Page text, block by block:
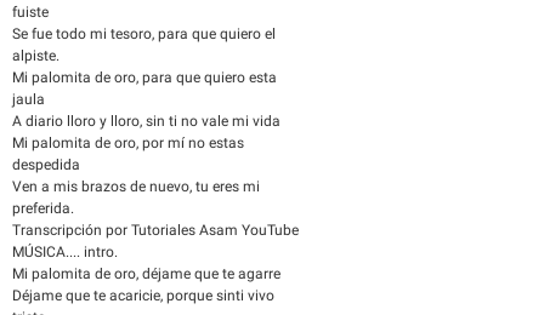
fuiste
Se fue todo mi tesoro, para que quiero el
alpiste.
Mi palomita de oro, para que quiero esta
jaula
A diario lloro y lloro, sin ti no vale mi vida
Mi palomita de oro, por mí no estas
despedida
Ven a mis brazos de nuevo, tu eres mi
preferida.
Transcripción por Tutoriales Asam YouTube
MÚSICA.... intro.
Mi palomita de oro, déjame que te agarre
Déjame que te acaricie, porque sinti vivo